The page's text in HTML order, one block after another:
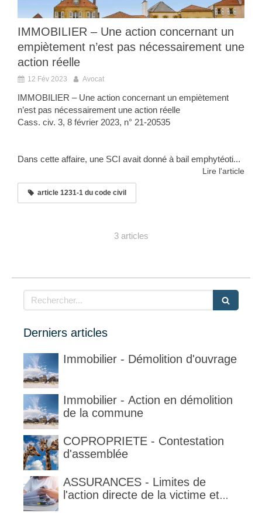
IMMOBILIER – Une action concernant un
empiètement n’est pas nécessairement une
action réelle
12 Fév 2023 Avocat
IMMOBILIER – Une action concernant un empiètement
n’est pas nécessairement une action réelle
Cass. civ. 3, 8 février 2023, n° 21-20535
Dans cette affaire, une SCI avait donné à bail emphytéoti...
Lire l'article
article 1231-1 du code civil
3 articles
Rechercher
Derniers articles
Immobilier - Démolition d'ouvrage
Immobilier - Action en démolition
de la commune
COPROPRIETE - Contestation
d'assemblée
ASSURANCES - Limites de
l'action directe de la victime et